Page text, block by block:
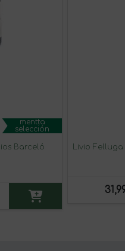
mentta
selección
Barceló
Livio